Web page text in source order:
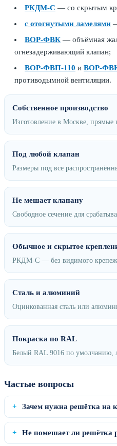
РКДМ‑С — со скрытым
с отогнутыми ламелями
ВОР‑ФВК — объёмная
огнезадерживающий клапан;
ВОР‑ФВП‑110 и
противодымной вентиляции.
Собственное производство
Изготовление в Москве, прямые
Под любой клапан
Размеры под все
Не мешает клапану
Свободное сечение для
Обычное и скрытое
РКДМ‑С — без видимого
Сталь и алюминий
Оцинкованная сталь или
Покраска по RAL
Белый RAL 9016 по умолчанию,
Частые вопросы
Зачем нужна решётка на
Не помешает ли решётка